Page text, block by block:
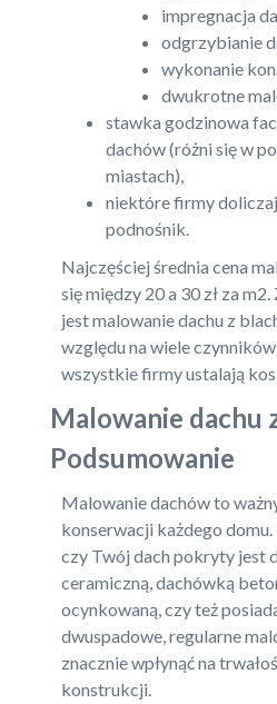
impregnacja
odgrzybianie
wykonanie
dwukrotne
stawka godzinowa
dachów (różni się w
miastach),
niektóre firmy
podnośnik.
Najczęściej średnia cena
się między 20 a 30 zł za
jest malowanie dachu z
względu na wiele
wszystkie firmy ustalają
Malowanie dachu
Podsumowanie
Malowanie dachów to
konserwacji każdego
czy Twój dach pokryty jest
ceramiczną, dachówką
ocynkowaną, czy też
dwuspadowe, regularne
znacznie wpłynąć na
konstrukcji.